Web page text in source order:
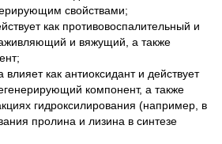
свойствами;
как противовоспалительный и
и вяжущий, а также
влияет как антиоксидант и действует
компонент, а также
гидроксилирования (например, в
пролина и лизина в синтезе